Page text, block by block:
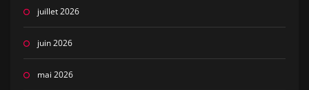
juillet 2026
juin 2026
mai 2026